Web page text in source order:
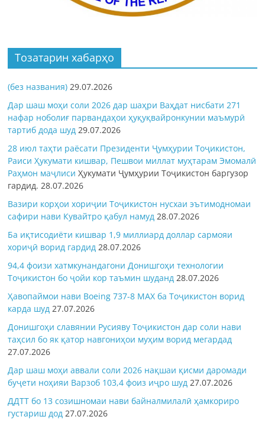
Тозатарин хабарҳо
(без названия) 29.07.2026
Дар шаш моҳи соли 2026 дар шаҳри Ваҳдат нисбати 271
нафар ноболиғ парвандаҳои ҳуқуқвайронкунии маъмурӣ
тартиб дода шуд 29.07.2026
28 июл таҳти раёсати Президенти Ҷумҳурии Тоҷикистон,
Раиси Ҳукумати кишвар, Пешвои миллат муҳтарам Эмомалӣ
Раҳмон маҷлисиҲукумати Ҷумҳурии Тоҷикистон баргузор
гардид.28.07.2026
Вазири корҳои хориҷии Тоҷикистон нусхаи эътимодномаи
сафири нави Кувайтро қабул намуд 28.07.2026
Ба иқтисодиёти кишвар 1,9 миллиард доллар сармояи
хориҷӣ ворид гардид 28.07.2026
94,4 фоизи хатмкунандагони Донишгоҳи технологии
Тоҷикистон бо ҷойи кор таъмин шуданд 28.07.2026
Ҳавопаймои нави Boeing 737-8 MAX ба Тоҷикистон ворид
карда шуд 27.07.2026
Донишгоҳи славянии Русияву Тоҷикистон дар соли нави
таҳсил бо як қатор навгониҳои муҳим ворид мегардад
27.07.2026
Дар шаш моҳи аввали соли 2026 нақшаи қисми даромади
буҷети ноҳияи Варзоб 103,4 фоиз иҷро шуд 27.07.2026
ДДТТ бо 13 созишномаи нави байналмилалӣ ҳамкориро
густариш дод 27.07.2026